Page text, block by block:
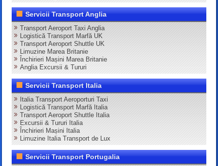
Servicii Transport Anglia
Transport Aeroport Taxi Anglia
Logistică Transport Marfă UK
Transport Aeroport Shuttle UK
Limuzine Marea Britanie
Închirieri Mașini Marea Britanie
Anglia Excursii & Tururi
Servicii Transport Italia
Italia Transport Aeroporturi Taxi
Logistică Transport Marfă Italia
Transport Aeroport Shuttle Italia
Excursii & Tururi Italia
Închirieri Mașini Italia
Limuzine Italia Transport de Lux
Servicii Transport Portugalia